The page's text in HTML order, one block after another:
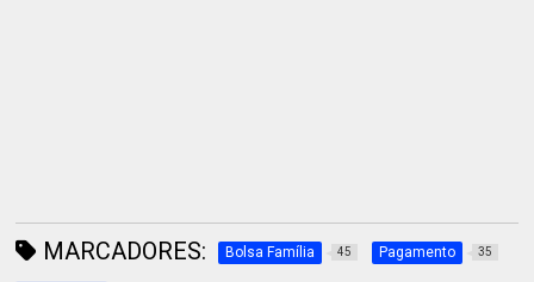
MARCADORES: Bolsa Família 45 Pagamento 35